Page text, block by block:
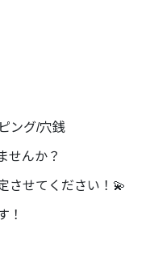
ング/穴銭
せんか？
させてください！💫
！